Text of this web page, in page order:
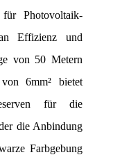
Photovoltaik-
Effizienz und
von 50 Metern
6mm² bietet
für die
die Anbindung
Farbgebung